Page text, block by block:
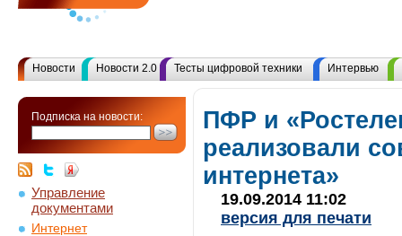
Новости Новости 2.0 Тесты цифровой техники Интервью
Подписка на новости:
Управление
документами
Интернет
ПФР и
реализовали
интернета»
19.09.2014 11:02
версия для печати